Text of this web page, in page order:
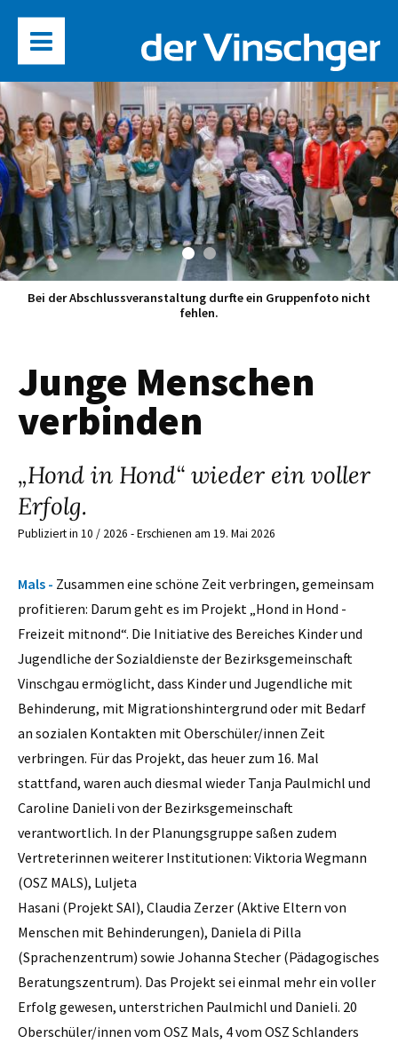
Bei der Abschlussveranstaltung durfte ein Gruppenfoto nicht
fehlen.
Junge Menschen
verbinden
„Hond in Hond“ wieder ein voller
Erfolg.
Publiziert in 10 / 2026 - Erschienen am 19. Mai 2026
Mals - Zusammen eine schöne Zeit verbringen, gemeinsam
profitieren: Darum geht es im Projekt „Hond in Hond -
Freizeit mitnond“. Die Initiative des Bereiches Kinder und
Jugendliche der Sozialdienste der Bezirksgemeinschaft
Vinschgau ermöglicht, dass Kinder und Jugendliche mit
Behinderung, mit Migrationshintergrund oder mit Bedarf
an sozialen Kontakten mit Oberschüler/innen Zeit
verbringen. Für das Projekt, das heuer zum 16. Mal
stattfand, waren auch diesmal wieder Tanja Paulmichl und
Caroline Danieli von der Bezirksgemeinschaft
verantwortlich. In der Planungsgruppe saßen zudem
Vertreterinnen weiterer Institutionen: Viktoria Wegmann
(OSZ MALS), Luljeta
Hasani (Projekt SAI), Claudia Zerzer (Aktive Eltern von
Menschen mit Behinderungen), Daniela di Pilla
(Sprachenzentrum) sowie Johanna Stecher (Pädagogisches
Beratungszentrum). Das Projekt sei einmal mehr ein voller
Erfolg gewesen, unterstrichen Paulmichl und Danieli. 20
Oberschüler/innen vom OSZ Mals, 4 vom OSZ Schlanders